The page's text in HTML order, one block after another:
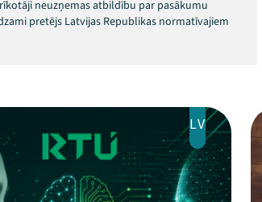
neuzņemas atbildību par pasākumu
pretējs Latvijas Republikas normatīvajiem
LV